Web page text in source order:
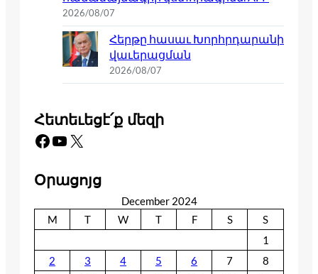
2026/08/07
Հերթը հասաւ Խորհրդարանի
վաւերացման
2026/08/07
Հետեւեցէ՛ք մեզի
Facebook YouTube X
Օրացոյց
December 2024
M
T W T F S
S
1
2
3 4 5 6 7
8